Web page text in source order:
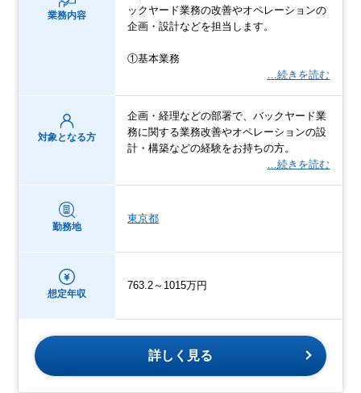
業務内容
ックヤード業務の改善やオペレーションの
企画・設計などを担当します。
①基本業務
…続きを読む
対象となる方
企画・経理などの部署で、バックヤード業
務に関する業務改善やオペレーションの設
計・構築などの経験をお持ちの方。
…続きを読む
勤務地
東京都
想定年収
763.2～1015万円
詳しく見る